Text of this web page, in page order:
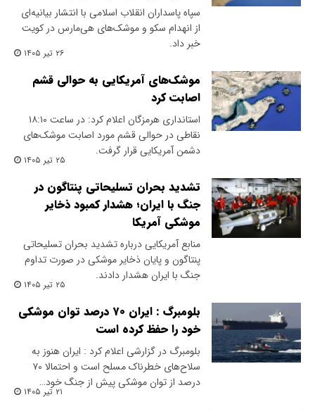
سپاه پاسداران انقلاب اسلامی با انتشار بیانیه‌ای
از انهدام سکو و موشک‌های هی‌مارس در کویت
خبر داد.
۲۶ تیر ۱۴۰۵
موشک‌های آمریکایی به حوالی قشم
اصابت کرد
استانداری هرمزگان اعلام کرد: در ساعت ۱۸:۱۰
نقاطی در حوالی قشم مورد اصابت موشک‌های
دشمن آمریکایی قرار گرفت.
۲۵ تیر ۱۴۰۵
تشدید بحران تسلیحاتی پنتاگون در
جنگ با ایران؛ هشدار کمبود ذخایر
موشکی آمریکا
منابع آمریکایی درباره تشدید بحران تسلیحاتی
پنتاگون و پایان ذخایر موشکی در صورت تداوم
جنگ با ایران هشدار دادند.
۲۵ تیر ۱۴۰۵
بلومبرگ : ایران ۷۰ درصد توان موشکی
خود را حفظ کرده است
بلومبرگ در گزارشی اعلام کرد : ایران هنوز به
سلاح‌های خطرناک مسلح است و احتمالا ۷۰
درصد از توان موشکی پیش از جنگ خود…
۲۱ تیر ۱۴۰۵